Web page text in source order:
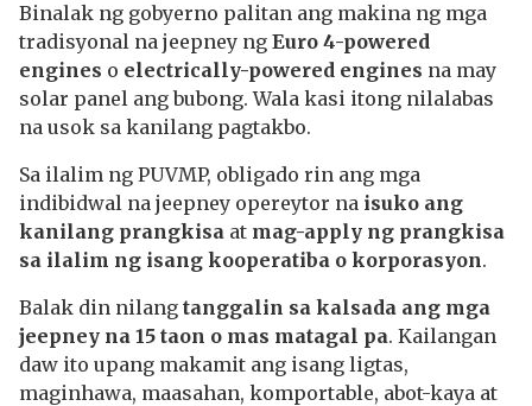
Binalak ng gobyerno palitan ang makina ng mga
tradisyonal na jeepney ng Euro 4-powered
engines o electrically-powered engines na may
solar panel ang bubong. Wala kasi itong nilalabas
na usok sa kanilang pagtakbo.
Sa ilalim ng PUVMP, obligado rin ang mga
indibidwal na jeepney opereytor na isuko ang
kanilang prangkisa at mag-apply ng prangkisa
sa ilalim ng isang kooperatiba o korporasyon.
Balak din nilang tanggalin sa kalsada ang mga
jeepney na 15 taon o mas matagal pa. Kailangan
daw ito upang makamit ang isang ligtas,
maginhawa, maasahan, komportable, abot-kaya at